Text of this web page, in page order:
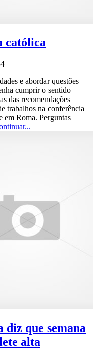
católica
e abordar questões
cumprir o sentido
das recomendações
trabalhos na conferência
em Roma. Perguntas
que semana
alta